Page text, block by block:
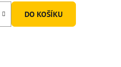
DO KOŠÍKU